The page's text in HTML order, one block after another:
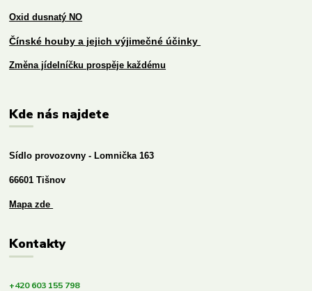
Oxid dusnatý NO
Čínské houby a jejich výjimečné účinky
Změna jídelníčku prospěje každému
Kde nás najdete
Sídlo provozovny - Lomnička 163
66601 Tišnov
Mapa zde
Kontakty
+420 603 155 798